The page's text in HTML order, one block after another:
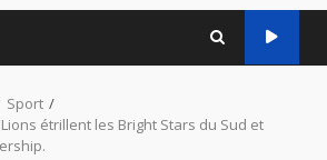
Sport
Lions étrillent les Bright Stars du Sud et